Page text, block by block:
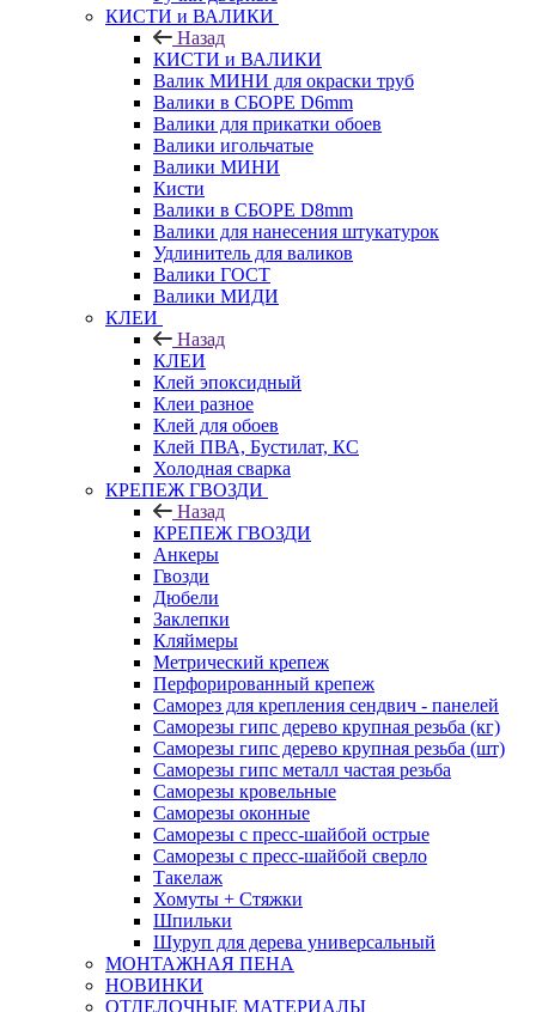
КИСТИ и ВАЛИКИ
Назад
КИСТИ и ВАЛИКИ
Валик МИНИ для окраски труб
Валики в СБОРЕ D6mm
Валики для прикатки обоев
Валики игольчатые
Валики МИНИ
Кисти
Валики в СБОРЕ D8mm
Валики для нанесения штукатурок
Удлинитель для валиков
Валики ГОСТ
Валики МИДИ
КЛЕИ
Назад
КЛЕИ
Клей эпоксидный
Клеи разное
Клей для обоев
Клей ПВА, Бустилат, КС
Холодная сварка
КРЕПЕЖ ГВОЗДИ
Назад
КРЕПЕЖ ГВОЗДИ
Анкеры
Гвозди
Дюбели
Заклепки
Кляймеры
Метрический крепеж
Перфорированный крепеж
Саморез для крепления сендвич - панелей
Саморезы гипс дерево крупная резьба (кг)
Саморезы гипс дерево крупная резьба (шт)
Саморезы гипс металл частая резьба
Саморезы кровельные
Саморезы оконные
Саморезы с пресс-шайбой острые
Саморезы с пресс-шайбой сверло
Такелаж
Хомуты + Стяжки
Шпильки
Шуруп для дерева универсальный
МОНТАЖНАЯ ПЕНА
НОВИНКИ
ОТДЕЛОЧНЫЕ МАТЕРИАЛЫ